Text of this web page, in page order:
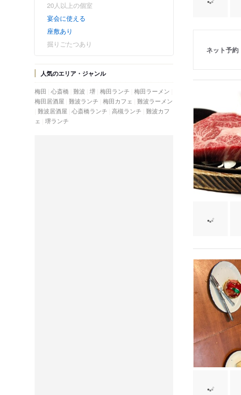
20人以上の個室
宴会に使える
座敷あり
掘りごたつあり
人気のエリア・ジャンル
梅田 心斎橋 難波 堺 梅田ランチ 梅田ラーメン
梅田居酒屋 難波ランチ 梅田カフェ
難波ラーメン
難波居酒屋 心斎橋ランチ 高槻ランチ 難波カフ
ェ
堺ランチ
ネット予約